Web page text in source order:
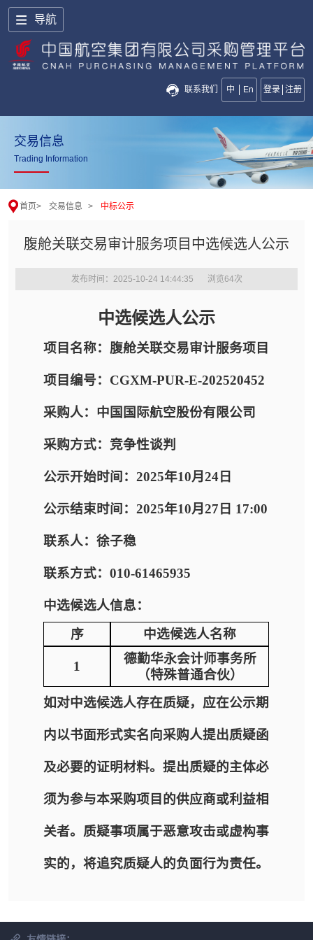
导航
联系我们 中 En 登录 注册
交易信息
Trading Information
首页> 交易信息 > 中标公示
腹舱关联交易审计服务项目中选候选人公示
发布时间：2025-10-24 14:44:35 浏览64次
中选候选人公示
项目名称：腹舱关联交易审计服务项目
项目编号：CGXM-PUR-E-202520452
采购人：中国国际航空股份有限公司
采购方式：竞争性谈判
公示开始时间：2025年10月24日
公示结束时间：2025年10月27日 17:00
联系人：徐子稳
联系方式：010-61465935
中选候选人信息：
序
中选候选人名称
1
德勤华永会计师事务所
（特殊普通合伙）
如对中选候选人存在质疑，应在公示期
内以书面形式实名向采购人提出质疑函
及必要的证明材料。提出质疑的主体必
须为参与本采购项目的供应商或利益相
关者。质疑事项属于恶意攻击或虚构事
实的，将追究质疑人的负面行为责任。